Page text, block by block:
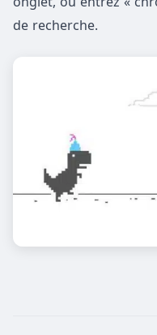
de recherche.